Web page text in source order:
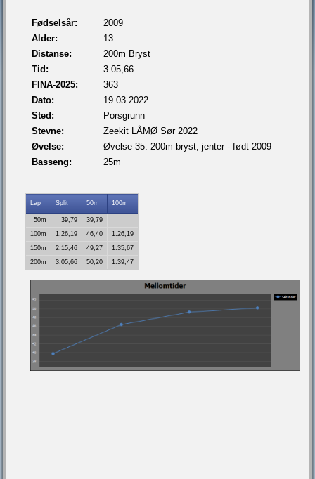
Fødselsår:
2009
Alder:
13
Distanse:
200m Bryst
Tid:
3.05,66
FINA-2025:
363
Dato:
19.03.2022
Sted:
Porsgrunn
Stevne:
Zeekit LÅMØ Sør 2022
Øvelse:
Øvelse 35. 200m bryst, jenter - født 2009
Basseng:
25m
Lap Split 50m 100m
50m 39,79
39,79
100m
1.26,19 46,40
1.26,19
150m
2.15,46 49,27
1.35,67
200m
3.05,66 50,20 1.39,47